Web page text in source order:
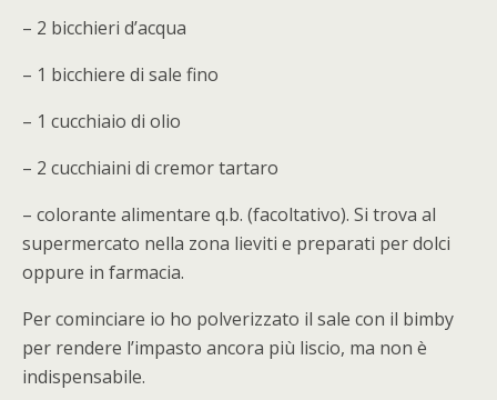
– 2 bicchieri d’acqua
– 1 bicchiere di sale fino
– 1 cucchiaio di olio
– 2 cucchiaini di cremor tartaro
– colorante alimentare q.b. (facoltativo). Si trova al
supermercato nella zona lieviti e preparati per dolci
oppure in farmacia.
Per cominciare io ho polverizzato il sale con il bimby
per rendere l’impasto ancora più liscio, ma non è
indispensabile.